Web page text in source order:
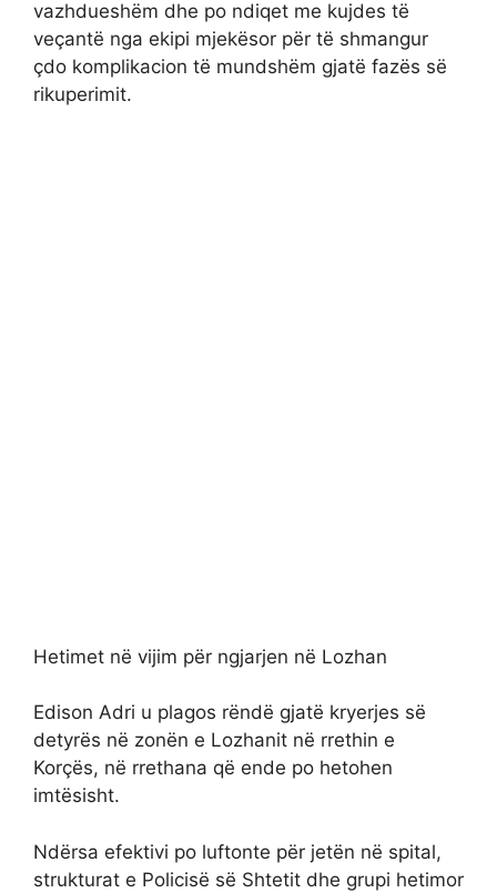
vazhdueshëm dhe po ndiqet me kujdes të
veçantë nga ekipi mjekësor për të shmangur
çdo komplikacion të mundshëm gjatë fazës së
rikuperimit.
Hetimet në vijim për ngjarjen në Lozhan
Edison Adri u plagos rëndë gjatë kryerjes së
detyrës në zonën e Lozhanit në rrethin e
Korçës, në rrethana që ende po hetohen
imtësisht.
Ndërsa efektivi po luftonte për jetën në spital,
strukturat e Policisë së Shtetit dhe grupi hetimor